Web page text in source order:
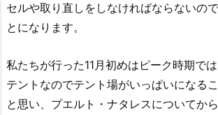
セルや取り直しをしなければならないの
とになります。
私たちが行った11月初めはピーク時期で
テントなのでテント場がいっぱいになる
と思い、プエルト・ナタレスについてか